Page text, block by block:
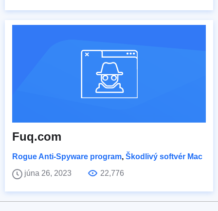
Fuq.com
Rogue Anti-Spyware program, Škodlivý softvér Mac
júna 26, 2023
22,776